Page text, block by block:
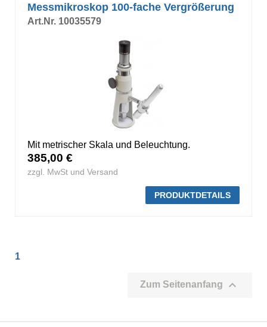
Messmikroskop 100-fache Vergrößerung
Art.Nr. 10035579
Mit metrischer Skala und Beleuchtung.
385,00 €
zzgl. MwSt und Versand
PRODUKTDETAILS
1
Zum Seitenanfang 